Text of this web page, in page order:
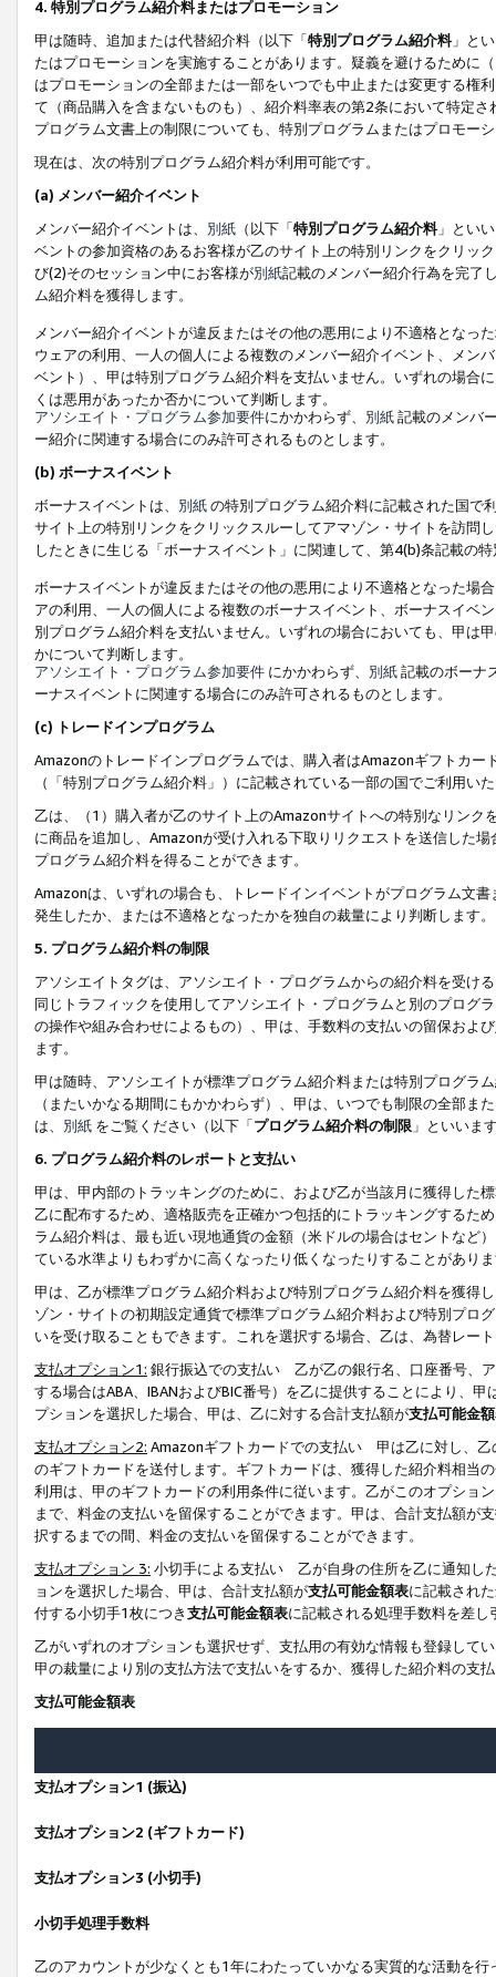
4. 特別プログラム紹介料またはプロモーション
甲は随時、追加または代替紹介料（以下「特別プログラム紹介料」と
たはプロモーションを実施することがあります。疑義を避けるために
はプロモーションの全部または一部をいつでも中止または変更する権
て（商品購入を含まないものも）、紹介料率表の第2条において特定
プログラム文書上の制限についても、特別プログラムまたはプロモー
現在は、次の特別プログラム紹介料が利用可能です。
(a) メンバー紹介イベント
メンバー紹介イベントは、 別紙 （以下「特別プログラム紹介料」とい
ベントの参加資格のあるお客様が乙のサイト上の特別リンクをクリッ
び(2)そのセッション中にお客様が別紙記載のメンバー紹介行為を完了
ム紹介料を獲得します。
メンバー紹介イベントが違反またはその他の悪用により不適格となっ
ウェアの利用、一人の個人による複数のメンバー紹介イベント、メン
ベント）、甲は特別プログラム紹介料を支払いません。いずれの場合
くは悪用があったか否かについて判断します。
アソシエイト・プログラム参加要件にかかわらず、 別紙記載のメンバ
ー紹介に関連する場合にのみ許可されるものとします。
(b) ボーナスイベント
ボーナスイベントは、 別紙の特別プログラム紹介料に記載された国で
サイト上の特別リンクをクリックスルーしてアマゾン・サイトを訪問
したときに生じる「ボーナスイベント」に関連して、第4(b)条記載の
ボーナスイベントが違反またはその他の悪用により不適格となった場
アの利用、一人の個人による複数のボーナスイベント、ボーナスイベ
別プログラム紹介料を支払いません。いずれの場合においても、甲は
かについて判断します。
アソシエイト・プログラム参加要件 にかかわらず、 別紙記載のボーナ
ーナスイベントに関連する場合にのみ許可されるものとします。
(c) トレードインプログラム
Amazonのトレードインプログラムでは、購入者はAmazonギフトカ
（「特別プログラム紹介料」）に記載されている一部の国でご利用い
乙は、（1）購入者が乙のサイト上のAmazonサイトへの特別なリン
に商品を追加し、Amazonが受け入れる下取りリクエストを送信した
プログラム紹介料を得ることができます。
Amazonは、いずれの場合も、トレードインイベントがプログラム文
発生したか、または不適格となったかを独自の裁量により判断します。
5. プログラム紹介料の制限
アソシエイトタグは、アソシエイト・プログラムからの紹介料を受け
同じトラフィックを使用してアソシエイト・プログラムと別のプログ
の操作や組み合わせによるもの）、甲は、手数料の支払いの留保およ
ます。
甲は随時、アソシエイトが標準プログラム紹介料または特別プログラ
（またいかなる期間にもかかわらず）、甲は、いつでも制限の全部
は、 別紙 をご覧ください（以下「プログラム紹介料の制限 」といいま
6. プログラム紹介料のレポートと支払い
甲は、甲内部のトラッキングのために、および乙が当該月に獲得した
乙に配布するため、適格販売を正確かつ包括的にトラッキングするた
ラム紹介料は、最も近い現地通貨の金額（米ドルの場合はセントなど
ている水準よりもわずかに高くなったり低くなったりすることがあり
甲は、乙が標準プログラム紹介料および特別プログラム紹介料を獲得
ゾン・サイトの初期設定通貨で標準プログラム紹介料および特別プロ
いを受け取ることもできます。これを選択する場合、乙は、為替レー
支払オプション1: 銀行振込での支払い 乙が乙の銀行名、口座番号、
する場合はABA、IBANおよびBIC番号）を乙に提供することにより、
プションを選択した場合、甲は、乙に対する合計支払額が支払可能金
支払オプション2: Amazonギフトカードでの支払い 甲は乙に対し、乙
のギフトカードを送付します。ギフトカードは、獲得した紹介料相当
利用は、甲のギフトカードの利用条件に従います。乙がこのオプショ
まで、料金の支払いを留保することができます。甲は、合計支払額が
択するまでの間、料金の支払いを留保することができます。
支払オプション 3: 小切手による支払い 乙が自身の住所を乙に通知し
ョンを選択した場合、甲は、合計支払額が支払可能金額表に記載され
付する小切手1枚につき支払可能金額表に記載される処理手数料を差し
乙がいずれのオプションも選択せず、支払用の有効な情報も登録して
甲の裁量により別の支払方法で支払いをするか、獲得した紹介料の支
支払可能金額表
支払オプション1 (振込)
支払オプション2 (ギフトカード)
支払オプション3 (小切手)
小切手処理手数料
乙のアカウントが少なくとも1年にわたっていかなる実質的な活動を